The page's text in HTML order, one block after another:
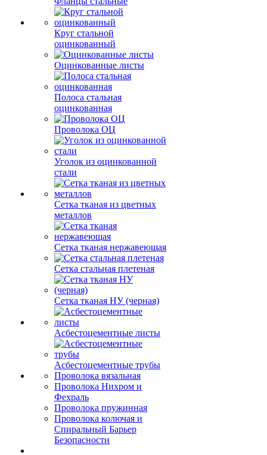
Круг стальной
оцинкованный
Оцинкованные листы
Полоса стальная
оцинкованная
Проволока ОЦ
Уголок из оцинкованной
стали
Сетка тканая из цветных
металлов
Сетка тканая нержавеющая
Сетка стальная плетеная
Сетка тканая НУ (черная)
Асбестоцементные листы
Асбестоцементные трубы
Проволока вязальная
Проволока Нихром и
Фехраль
Проволока пружинная
Проволока колючая и
Спиральный Барьер
Безопасности